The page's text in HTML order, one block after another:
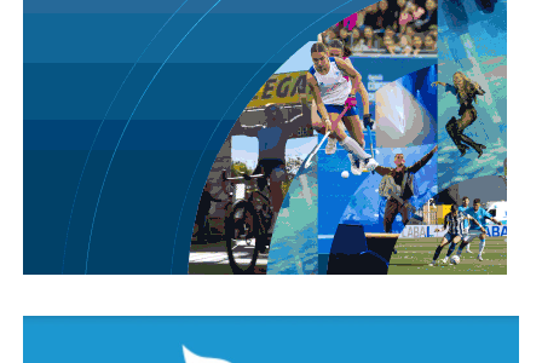
Río Segundo:
Laguna Larga 1; Oncativo
1; Pilar 3; Río Segundo 2; Villa del Rosario
San Justo:
Alicia 1; Las Varillas 5.
Santa María:Alta Gracia 16; Bouwer 2;
Despeñaderos 1; Los Cedros 1;
Malagueño 2.
Tercero Arriba:Dalmacio Vélez